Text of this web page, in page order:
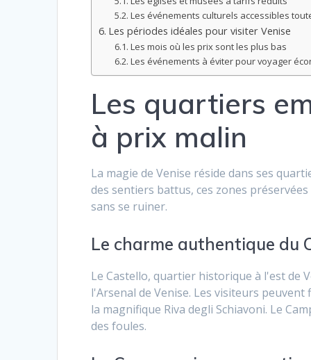
Les événements culturels accessibles
Les périodes idéales pour visiter Venise
Les mois où les prix sont les plus bas
Les événements à éviter pour voyager
Les quartiers
à prix malin
La magie de Venise réside dans ses
des sentiers battus, ces zones
sans se ruiner.
Le charme authentique du
Le Castello, quartier historique à l'est de
l'Arsenal de Venise. Les visiteurs
la magnifique Riva degli Schiavoni. Le
des foules.